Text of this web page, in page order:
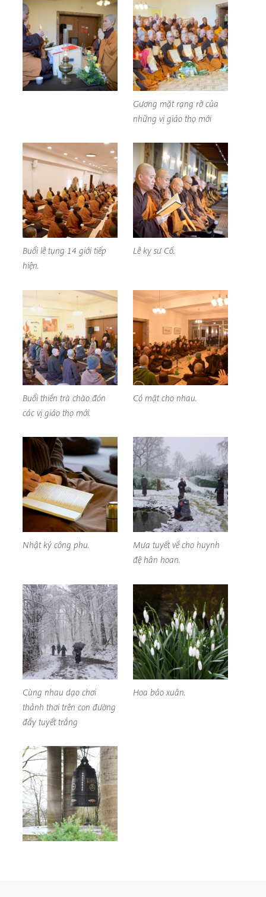
Gương mặt rạng rỡ của
những vị giáo thọ mới
Buổi lễ tụng 14 giới tiếp
hiện.
Lễ kỵ sư Cố.
Buổi thiền trà chào đón
các vị giáo thọ mới.
Có mặt cho nhau.
Nhật ký công phu.
Mưa tuyết về cho huynh
đệ hân hoan.
Cùng nhau dạo chơi
thảnh thơi trên con đường
đầy tuyết trắng
Hoa báo xuân.